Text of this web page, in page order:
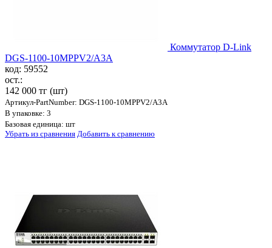
Коммутатор D-Link
DGS-1100-10MPPV2/A3A
код: 59552
ост.:
142 000 тг (шт)
Артикул-PartNumber: DGS-1100-10MPPV2/A3A
В упаковке: 3
Базовая единица: шт
Убрать из сравнения Добавить к сравнению